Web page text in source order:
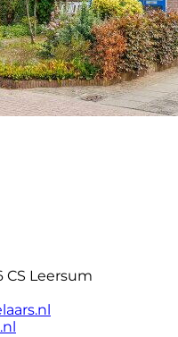
CS Leersum